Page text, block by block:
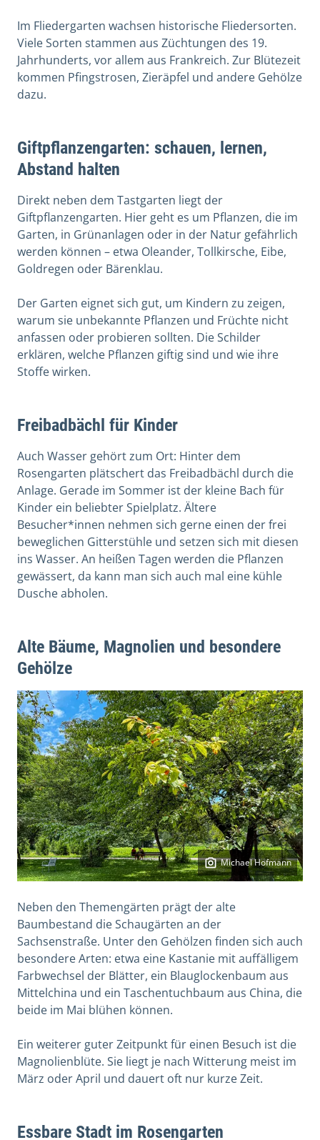
Im Fliedergarten wachsen historische Fliedersorten.
Viele Sorten stammen aus Züchtungen des 19.
Jahrhunderts, vor allem aus Frankreich. Zur Blütezeit
kommen Pfingstrosen, Zieräpfel und andere Gehölze
dazu.
Giftpflanzengarten: schauen, lernen,
Abstand halten
Direkt neben dem Tastgarten liegt der
Giftpflanzengarten. Hier geht es um Pflanzen, die im
Garten, in Grünanlagen oder in der Natur gefährlich
werden können – etwa Oleander, Tollkirsche, Eibe,
Goldregen oder Bärenklau.
Der Garten eignet sich gut, um Kindern zu zeigen,
warum sie unbekannte Pflanzen und Früchte nicht
anfassen oder probieren sollten. Die Schilder
erklären, welche Pflanzen giftig sind und wie ihre
Stoffe wirken.
Freibadbächl für Kinder
Auch Wasser gehört zum Ort: Hinter dem
Rosengarten plätschert das Freibadbächl durch die
Anlage. Gerade im Sommer ist der kleine Bach für
Kinder ein beliebter Spielplatz. Ältere
Besucher*innen nehmen sich gerne einen der frei
beweglichen Gitterstühle und setzen sich mit diesen
ins Wasser. An heißen Tagen werden die Pflanzen
gewässert, da kann man sich auch mal eine kühle
Dusche abholen.
Alte Bäume, Magnolien und besondere
Gehölze
Michael Hofmann
Neben den Themengärten prägt der alte
Baumbestand die Schaugärten an der
Sachsenstraße. Unter den Gehölzen finden sich auch
besondere Arten: etwa eine Kastanie mit auffälligem
Farbwechsel der Blätter, ein Blauglockenbaum aus
Mittelchina und ein Taschentuchbaum aus China, die
beide im Mai blühen können.
Ein weiterer guter Zeitpunkt für einen Besuch ist die
Magnolienblüte. Sie liegt je nach Witterung meist im
März oder April und dauert oft nur kurze Zeit.
Essbare Stadt im Rosengarten